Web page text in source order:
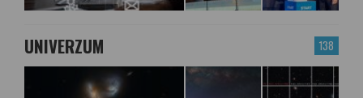
138
UNIVERZUM